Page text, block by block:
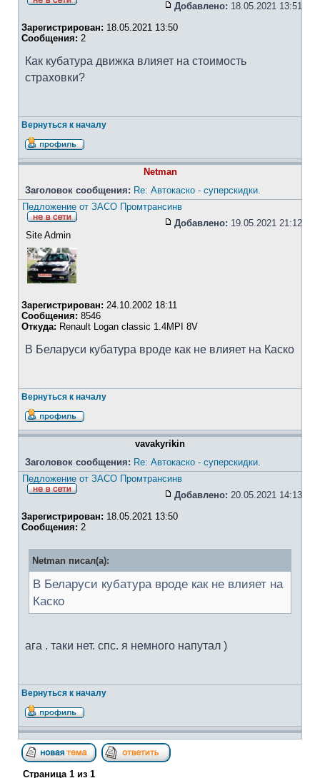
Добавлено: 18.05.2021 13:51
Зарегистрирован: 18.05.2021 13:50
Сообщения: 2
Как кубатура движка влияет на стоимость
страховки?
Вернуться к началу
Netman
Заголовок сообщения: Re: Автокаско - суперскидки.
Педложение от ЗАСО Промтрансинв
Добавлено: 19.05.2021 21:12
Site Admin
Зарегистрирован: 24.10.2002 18:11
Сообщения: 8546
Откуда: Renault Logan classic 1.4MPI 8V
В Беларуси кубатура вроде как не влияет на Каско
Вернуться к началу
vavakyrikin
Заголовок сообщения: Re: Автокаско - суперскидки.
Педложение от ЗАСО Промтрансинв
Добавлено: 20.05.2021 14:13
Зарегистрирован: 18.05.2021 13:50
Сообщения: 2
Netman писал(а):
В Беларуси кубатура вроде как не влияет на
Каско
ага . таки нет. спс. я немного напутал )
Вернуться к началу
Страница 1 из 1